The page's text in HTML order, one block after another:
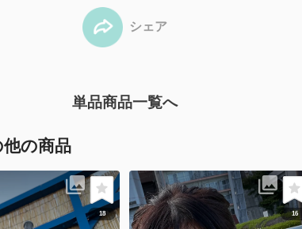
シェア
単品商品一覧へ
他の商品
18 16